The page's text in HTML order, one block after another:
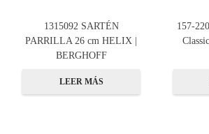
1315092 SARTÉN
PARRILLA 26 cm HELIX |
BERGHOFF
LEER MÁS
157-